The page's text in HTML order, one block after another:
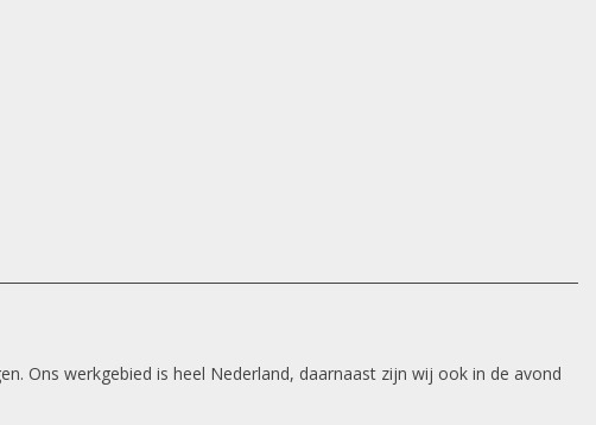
Ons werkgebied is heel Nederland, daarnaast zijn wij ook in de avond